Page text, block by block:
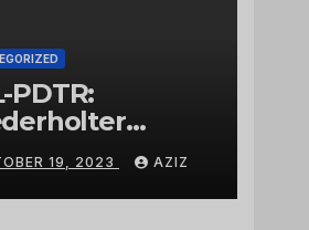
PDTR:
des
am
19, 2023 AZIZ